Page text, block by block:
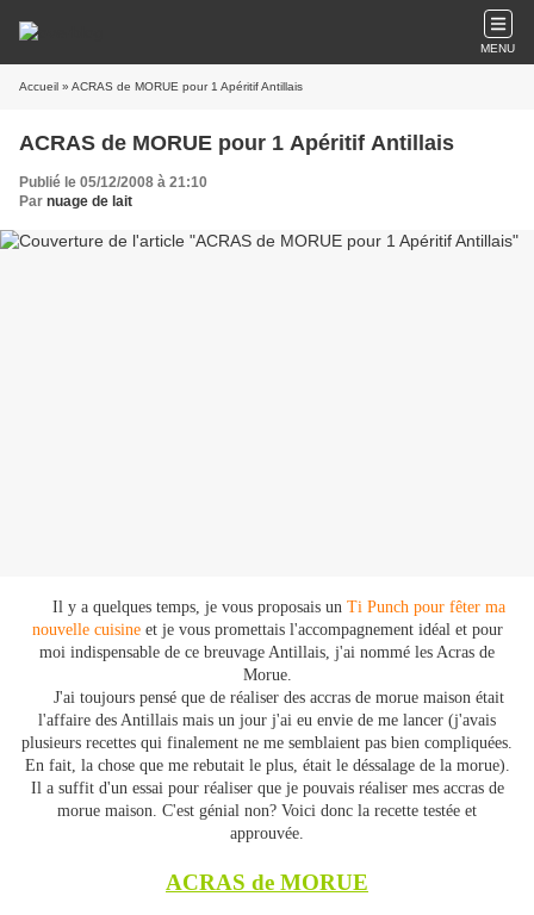
MENU
Accueil » ACRAS de MORUE pour 1 Apéritif Antillais
ACRAS de MORUE pour 1 Apéritif Antillais
Publié le 05/12/2008 à 21:10
Par nuage de lait
Il y a quelques temps, je vous proposais un Ti Punch pour fêter ma
nouvelle cuisineet je vous promettais l'accompagnement idéal et pour
moi indispensable de ce breuvage Antillais, j'ai nommé les Acras de
Morue.
J'ai toujours pensé que de réaliser des accras de morue maison était
l'affaire des Antillais mais un jour j'ai eu envie de me lancer (j'avais
plusieurs recettes qui finalement ne me semblaient pas bien compliquées.
En fait, la chose que me rebutait le plus, était le déssalage de la morue).
Il a suffit d'un essai pour réaliser que je pouvais réaliser mes accras de
morue maison. C'est génial non? Voici donc la recette testée et
approuvée.
ACRAS de MORUE